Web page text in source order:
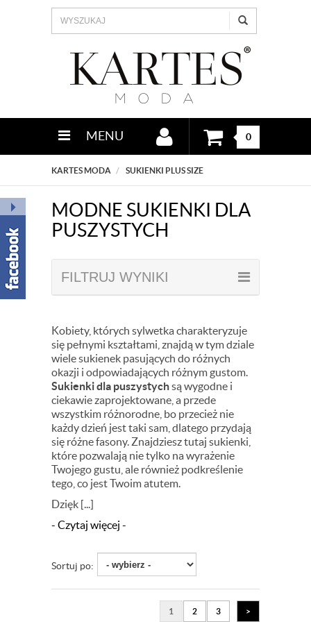
MENU 0
KARTES MODA SUKIENKI PLUS SIZE
MODNE SUKIENKI DLA
PUSZYSTYCH
FILTRUJ WYNIKI
Kobiety, których sylwetka charakteryzuje
się pełnymi kształtami, znajdą w tym dziale
wiele sukienek pasujących do różnych
okazji i odpowiadających różnym gustom.
Sukienki dla puszystychsą wygodne i
ciekawie zaprojektowane, a przede
wszystkim różnorodne, bo przecież nie
każdy dzień jest taki sam, dlatego przydają
się różne fasony. Znajdziesz tutaj sukienki,
które pozwalają nie tylko na wyrażenie
Twojego gustu, ale również podkreślenie
tego, co jest Twoim atutem.
Dzięk [...]
- Czytaj więcej -
Sortuj po:
1 2 3 >